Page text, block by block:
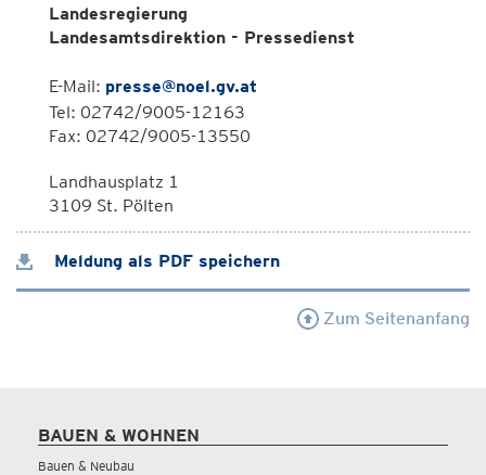
Landesregierung
Landesamtsdirektion - Pressedienst
E-Mail: presse@noel.gv.at
Tel: 02742/9005-12163
Fax: 02742/9005-13550
Landhausplatz 1
3109 St. Pölten
Meldung als PDF speichern
Zum Seitenanfang
BAUEN & WOHNEN
Bauen & Neubau